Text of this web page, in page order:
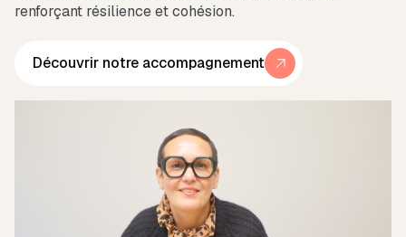
renforçant résilience et cohésion.
Découvrir notre accompagnement